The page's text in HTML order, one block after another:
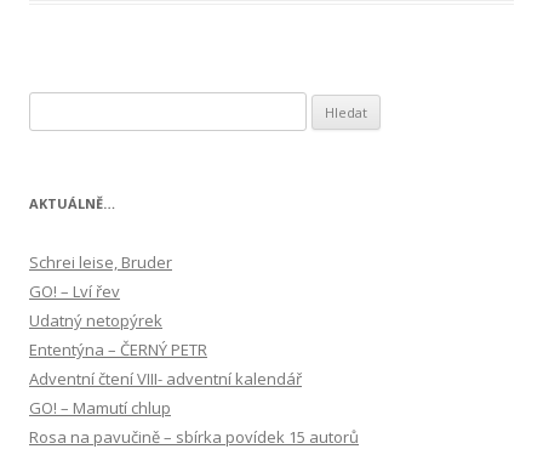
AKTUÁLNĚ…
Schrei leise, Bruder
GO! – Lví řev
Udatný netopýrek
Ententýna – ČERNÝ PETR
Adventní čtení VIII- adventní kalendář
GO! – Mamutí chlup
Rosa na pavučině – sbírka povídek 15 autorů